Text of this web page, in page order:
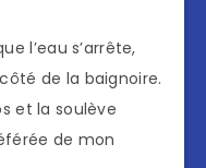
l’eau s’arrête,
de la baignoire.
et la soulève
de mon